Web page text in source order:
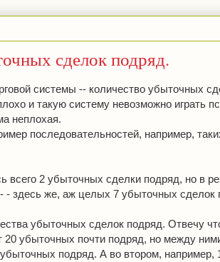
сделок подряд.
системы -- количество убыточных
и такую систему невозможно играть
неплохая.
последовательностей, например,
2 убыточных сделки подряд, но в
здесь же, аж целых 7 убыточных сделок
убыточных сделок подряд. Отвечу
убыточных почти подряд, но между
подряд. А во втором,